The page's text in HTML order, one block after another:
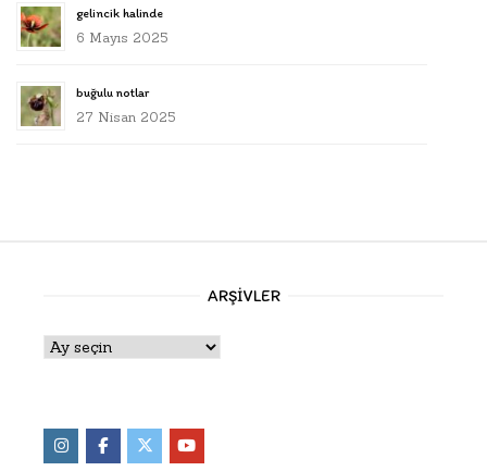
gelincik halinde
6 Mayıs 2025
buğulu notlar
27 Nisan 2025
ARŞIVLER
Arşivler